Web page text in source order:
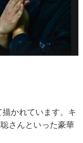
かれています。キ
さんといった豪華